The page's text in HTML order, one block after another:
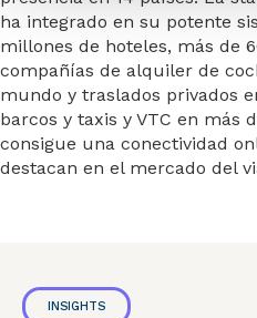
ha integrado en su potente
millones de hoteles, más de
compañías de alquiler de
mundo y traslados privados
barcos y taxis y VTC en más
consigue una conectividad
destacan en el mercado del
INSIGHTS